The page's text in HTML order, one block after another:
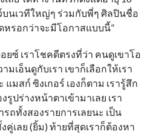
บนเวทีใหญ่ๆ ร่วมกับพี่ๆ ศิลปินชื่อ
หรอกว่าจะมีโอกาสแบบนี้”
ยซ์ เราโชคดีตรงที่ว่า คนดูเขาโอ
มเอ็นดูกับเรา เขาก็เลือกให้เรา
แมสก์ ซิงเกอร์ เองก็ตาม เรารู้สึก
รูปร่างหน้าตาเข้ามาเลย เรา
ถทั้งสองรายการเลยนะ เป็น
เลย (ยิ้ม) ท้ายที่สุดเราก็ต้องหา